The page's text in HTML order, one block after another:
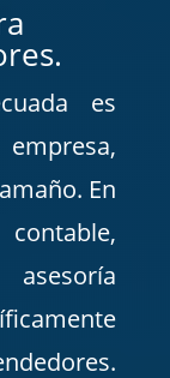
es
En